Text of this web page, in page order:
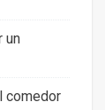
un
comedor